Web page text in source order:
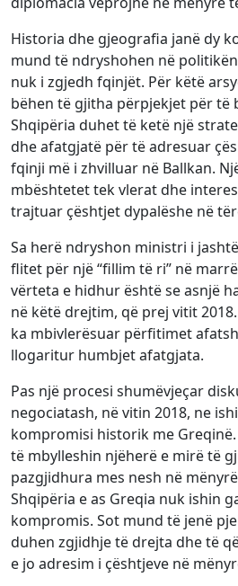
Historia dhe gjeografia janë dy
mund të ndryshohen në
nuk i zgjedh fqinjët. Për këtë
bëhen të gjitha përpjekjet për të
Shqipëria duhet të ketë një
dhe afatgjatë për të adresuar
fqinji më i zhvilluar në Ballkan.
mbështetet tek vlerat dhe
trajtuar çështjet dypalëshe në
Sa herë ndryshon ministri i
flitet për një “fillim të ri” në
vërteta e hidhur është se asnjë
në këtë drejtim, që prej vitit
ka mbivlerësuar përfitimet
llogaritur humbjet afatgjata.
Pas një procesi shumëvjeçar
negociatash, në vitin 2018, ne
kompromisi historik me
të mbylleshin njëherë e mirë të
pazgjidhura mes nesh në
Shqipëria e as Greqia nuk ishin
kompromis. Sot mund të jenë
duhen zgjidhje të drejta dhe të
e jo adresim i çështjeve në